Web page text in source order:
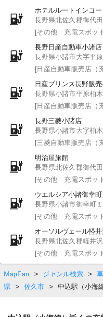
ホテルルートインコ
長野県北佐久郡御代
[その他 充電スポッ
長野日産自動車小諸店
長野県小諸市大字平
[日産自動車販売店（
日産プリンス長野販
長野県小諸市平原柏
[日産自動車販売店（
長野三菱小諸店
長野県小諸市大字柏
[三菱自動車販売店（
明治屋旅館
長野県北佐久郡御代
[その他 充電スポッ
ウエルシア小諸御幸
長野県小諸市御幸町
[その他 充電スポッ
オーソルヴェール軽
長野県北佐久郡軽井
[その他 充電スポッ
MapFan > ジャンル検索 >
県
> 佐久市 > 中込駅（小海線